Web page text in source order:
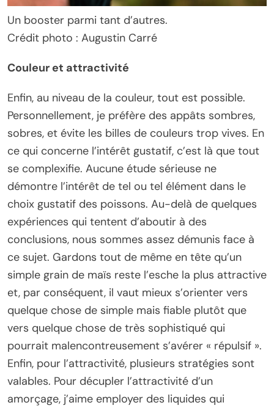
Un booster parmi tant d’autres.
Crédit photo : Augustin Carré
Couleur et attractivité
Enfin, au niveau de la couleur, tout est possible.
Personnellement, je préfère des appâts sombres,
sobres, et évite les billes de couleurs trop vives. En
ce qui concerne l’intérêt gustatif, c’est là que tout
se complexifie. Aucune étude sérieuse ne
démontre l’intérêt de tel ou tel élément dans le
choix gustatif des poissons. Au-delà de quelques
expériences qui tentent d’aboutir à des
conclusions, nous sommes assez démunis face à
ce sujet. Gardons tout de même en tête qu’un
simple grain de maïs reste l’esche la plus attractive
et, par conséquent, il vaut mieux s’orienter vers
quelque chose de simple mais fiable plutôt que
vers quelque chose de très sophistiqué qui
pourrait malencontreusement s’avérer « répulsif ».
Enfin, pour l’attractivité, plusieurs stratégies sont
valables. Pour décupler l’attractivité d’un
amorçage, j’aime employer des liquides qui